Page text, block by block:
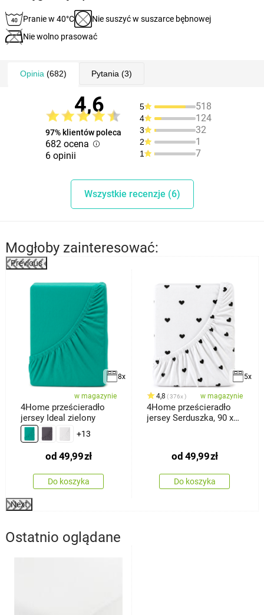
Pranie w 40°C
Nie suszyć w suszarce bębnowej
Nie wolno prasować
Opinia (682) Pytania (3)
4,6
97% klientów poleca
682 ocena
6 opinii
5 518
4 124
3 32
2 1
1 7
Wszystkie recenzje (6)
Mogłoby zainteresować:
Previous
8x
w magazynie
4Home prześcieradło
jersey Ideal zielony
+13
od 49,99zł
Do koszyka
5x
4,8 376x w magazynie
4Home prześcieradło
jersey Serduszka, 90 x
od 49,99zł
Do koszyka
Next
Ostatnio oglądane